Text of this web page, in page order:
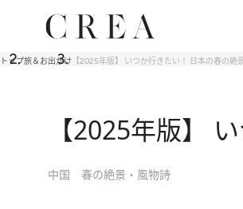
トップ旅＆お出かけ 【2025年版】 いつか行きたい！ 日本の春の
【2025年版】
中国 春の絶景・風物詩